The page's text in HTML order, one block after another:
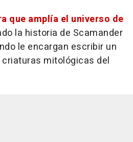
que amplía el universo de
la historia de Scamander
le encargan escribir un
mitológicas del